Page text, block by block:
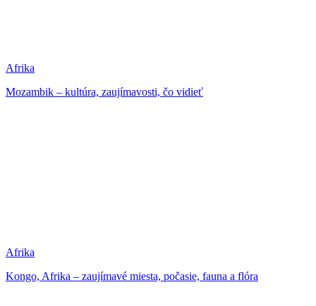
Afrika
Mozambik – kultúra, zaujímavosti, čo vidieť
Afrika
Kongo, Afrika – zaujímavé miesta, počasie, fauna a flóra